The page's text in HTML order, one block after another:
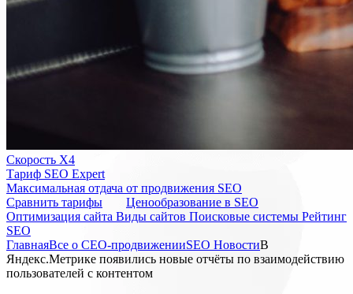
Скорость Х4
Тариф SEO Expert
Максимальная отдача от продвижения SEO
Cравнить тарифы
Ценообразование в SEO
Оптимизация сайта Виды сайтов Поисковые системы Рейтинг
SEO
ГлавнаяВсе о СЕО-продвиженииSEO НовостиВ
Яндекс.Метрике появились новые отчёты по взаимодействию
пользователей с контентом